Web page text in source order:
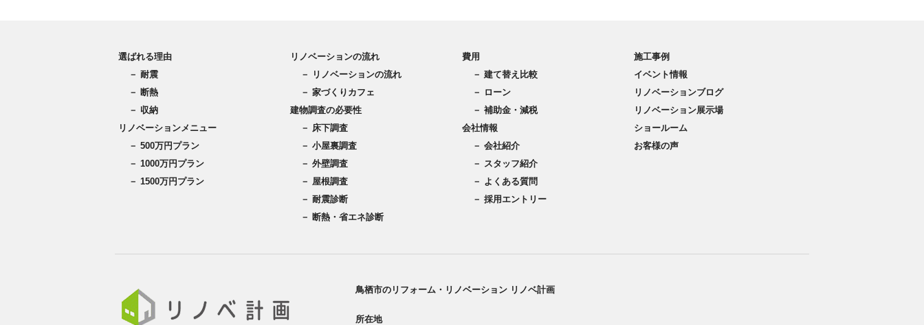
選ばれる理由
－ 耐震
－ 断熱
－ 収納
リノベーションメニュー
－ 500万円プラン
－ 1000万円プラン
－ 1500万円プラン
リノベーションの流れ
－ リノベーションの流れ
－ 家づくりカフェ
建物調査の必要性
－ 床下調査
－ 小屋裏調査
－ 外壁調査
－ 屋根調査
－ 耐震診断
－ 断熱・省エネ診断
費用
－ 建て替え比較
－ ローン
－ 補助金・減税
会社情報
－ 会社紹介
－ スタッフ紹介
－ よくある質問
－ 採用エントリー
施工事例
イベント情報
リノベーションブログ
リノベーション展示場
ショールーム
お客様の声
鳥栖市のリフォーム・リノベーション リノベ計画
所在地